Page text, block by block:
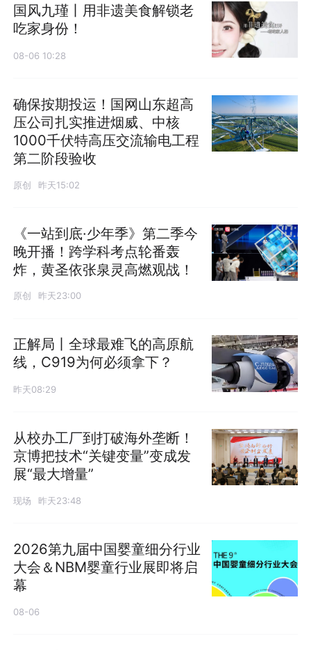
国风九瑾丨用非遗美食解锁老
吃家身份！
08-06 10:28
确保按期投运！国网山东超高
压公司扎实推进烟威、中核
1000千伏特高压交流输电工程
第二阶段验收
原创 昨天15:02
《一站到底·少年季》第二季今
晚开播！跨学科考点轮番轰
炸，黄圣依张泉灵高燃观战！
原创 昨天23:00
正解局丨全球最难飞的高原航
线，C919为何必须拿下？
昨天08:29
从校办工厂到打破海外垄断！
京博把技术“关键变量”变成发
展“最大增量”
现场 昨天23:48
2026第九届中国婴童细分行业
大会＆NBM婴童行业展即将启
幕
08-06